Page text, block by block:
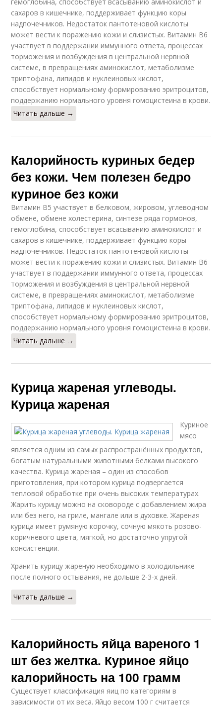
сахаров в кишечнике, поддерживает функцию коры
надпочечников. Недостаток пантотеновой кислоты
может вести к поражению кожи и слизистых. Витамин В6
участвует в поддержании иммунного ответа, процессах
торможения и возбуждения в центральной нервной
системе, в превращениях аминокислот, метаболизме
триптофана, липидов и нуклеиновых кислот,
способствует нормальному формированию эритроцитов,
поддержанию нормального уровня гомоцистеина в крови.
Читать дальше →
Калорийность куриных бедер
без кожи. Чем полезен бедро
куриное без кожи
Витамин В5 участвует в белковом, жировом, углеводном
обмене, обмене холестерина, синтезе ряда гормонов,
гемоглобина, способствует всасыванию аминокислот и
сахаров в кишечнике, поддерживает функцию коры
надпочечников. Недостаток пантотеновой кислоты
может вести к поражению кожи и слизистых. Витамин В6
участвует в поддержании иммунного ответа, процессах
торможения и возбуждения в центральной нервной
системе, в превращениях аминокислот, метаболизме
триптофана, липидов и нуклеиновых кислот,
способствует нормальному формированию эритроцитов,
поддержанию нормального уровня гомоцистеина в крови.
Читать дальше →
Курица жареная углеводы.
Курица жареная
Куриное
мясо
является одним из самых распространённых продуктов,
богатым натуральными животными белками высокого
качества. Курица жареная – один из способов
приготовления, при котором курица подвергается
тепловой обработке при очень высоких температурах.
Жарить курицу можно на сковороде с добавлением жира
или без него, на гриле, мангале или в духовке. Жареная
курица имеет румяную корочку, сочную мякоть розово-
коричневого цвета, мягкой, но достаточно упругой
консистенции.
Хранить курицу жареную необходимо в холодильнике
после полного остывания, не дольше 2-3-х дней.
Читать дальше →
Калорийность яйца вареного 1
шт без желтка. Куриное яйцо
калорийность на 100 грамм
Существует классификация яиц по категориям в
зависимости от их веса. Яйцо весом 100 г считается